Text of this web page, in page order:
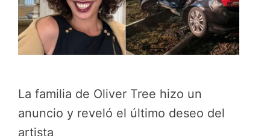
La familia de Oliver Tree hizo un
anuncio y reveló el último deseo del
artista